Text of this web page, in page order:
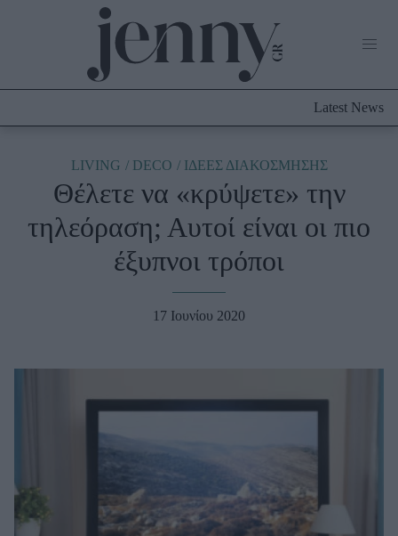
Culture
Fashion
Shopping
Beauty - Ομορφιά
Skincare
Ψυχολογία
Latest News
LIVING DECO ΙΔΕΕΣ ΔΙΑΚΟΣΜΗΣΗΣ
Θέλετε να «κρύψετε» την
τηλεόραση; Αυτοί είναι οι πιο
έξυπνοι τρόποι
17 Ιουνίου 2020